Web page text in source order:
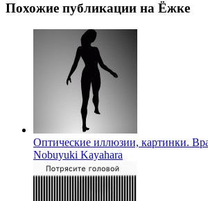
Похожие публикации на Ёжке
Оптические иллюзии, картинки.
Nobuyuki Kayahara